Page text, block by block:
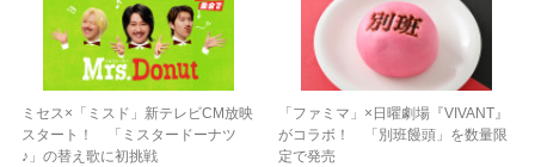
ミセス×「ミスド」新テレビCM放映
スタート！ 「ミスタードーナツ
♪」の替え歌に初挑戦
「ファミマ」×日曜劇場『VIVANT』
がコラボ！ 「別班饅頭」を数量限
定で発売